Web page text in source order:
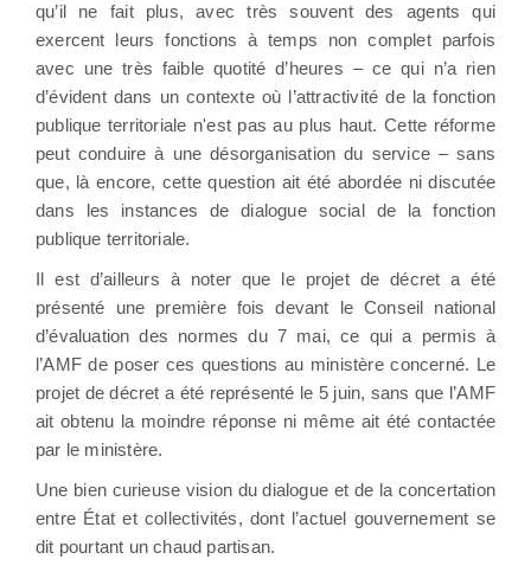
qu’il ne fait plus, avec très souvent des agents qui
exercent leurs fonctions à temps non complet parfois
avec une très faible quotité d’heures – ce qui n’a rien
d’évident dans un contexte où l’attractivité de la fonction
publique territoriale n'est pas au plus haut. Cette réforme
peut conduire à une désorganisation du service – sans
que, là encore, cette question ait été abordée ni discutée
dans les instances de dialogue social de la fonction
publique territoriale.
Il est d’ailleurs à noter que le projet de décret a été
présenté une première fois devant le Conseil national
d’évaluation des normes du 7 mai, ce qui a permis à
l’AMF de poser ces questions au ministère concerné. Le
projet de décret a été représenté le 5 juin, sans que l’AMF
ait obtenu la moindre réponse ni même ait été contactée
par le ministère.
Une bien curieuse vision du dialogue et de la concertation
entre État et collectivités, dont l’actuel gouvernement se
dit pourtant un chaud partisan.